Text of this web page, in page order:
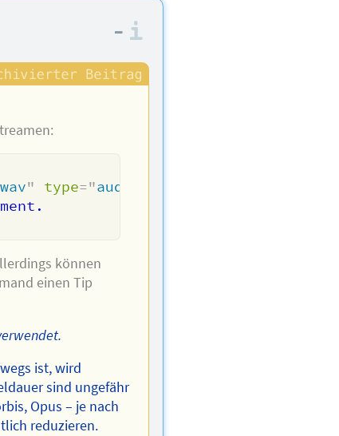
–
" type="audio/wav
können
einen Tip
ist, wird
sind ungefähr
Opus – je nach
reduzieren.